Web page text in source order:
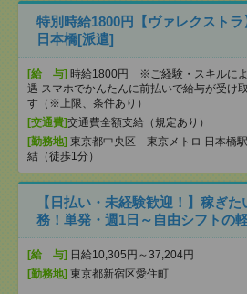
特別時給1800円【ヴァレクスト
日本橋[派遣]
[給 与] 時給1800円 ※ご経験・スキルに
遇 スマホでかんたんに前払いで給与が受け
す（※上限、条件あり）
[交通費]交通費全額支給（規定あり）
[勤務地] 東京都中央区 東京メトロ 日本橋
結（徒歩1分）
【日払い・未経験歓迎！】稼ぎ
務！単発・週1日～自由シフトの
[給 与] 日給10,305円～37,204円
[勤務地] 東京都新宿区愛住町